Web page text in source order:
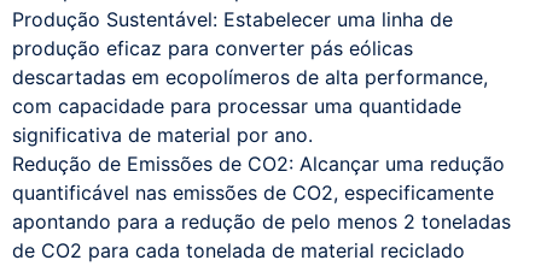
Produção Sustentável: Estabelecer uma linha de
produção eficaz para converter pás eólicas
descartadas em ecopolímeros de alta performance,
com capacidade para processar uma quantidade
significativa de material por ano.
Redução de Emissões de CO2: Alcançar uma redução
quantificável nas emissões de CO2, especificamente
apontando para a redução de pelo menos 2 toneladas
de CO2 para cada tonelada de material reciclado